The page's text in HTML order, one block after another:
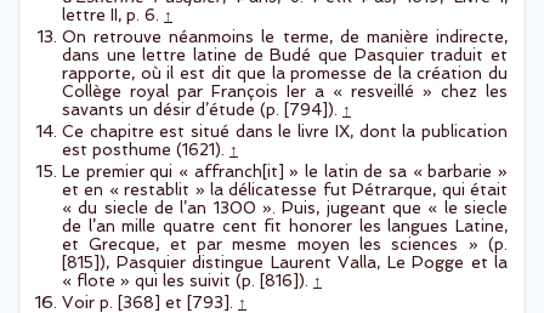
lettre II, p. 6. ↑
On retrouve néanmoins le terme, de manière indirecte,
dans une lettre latine de Budé que Pasquier traduit et
rapporte, où il est dit que la promesse de la création du
Collège royal par François Ier a « resveillé » chez les
savants un désir d’étude (p. [794]). ↑
Ce chapitre est situé dans le livre IX, dont la publication
est posthume (1621). ↑
Le premier qui « affranch[it] » le latin de sa « barbarie »
et en « restablit » la délicatesse fut Pétrarque, qui était
« du siecle de l’an 1300 ». Puis, jugeant que « le siecle
de l’an mille quatre cent fit honorer les langues Latine,
et Grecque, et par mesme moyen les sciences » (p.
[815]), Pasquier distingue Laurent Valla, Le Pogge et la
« flote » qui les suivit (p. [816]). ↑
Voir p. [368] et [793]. ↑